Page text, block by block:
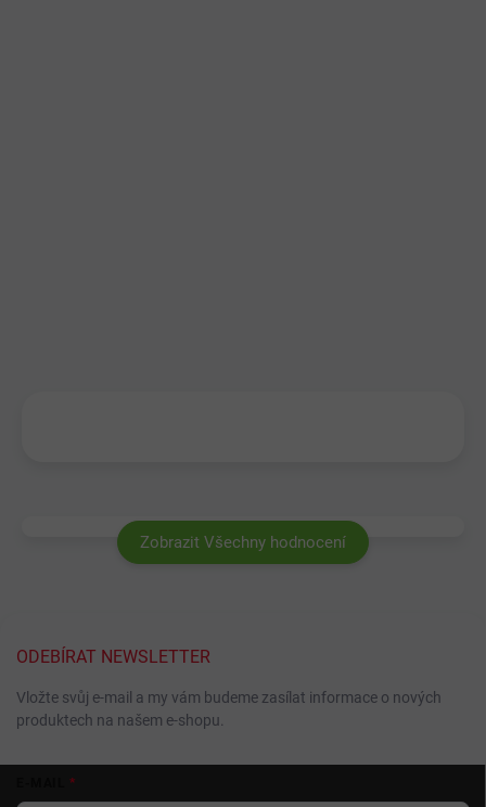
Zobrazit Všechny hodnocení
ODEBÍRAT NEWSLETTER
Vložte svůj e-mail a my vám budeme zasílat informace o nových
produktech na našem e-shopu.